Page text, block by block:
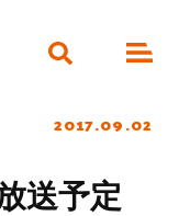
2017.09.02
送予定